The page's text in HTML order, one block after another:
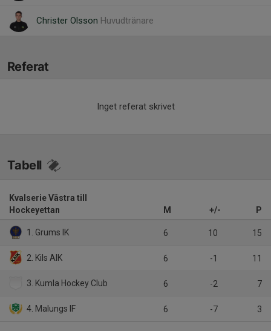
Christer Olsson Huvudtränare
Referat
Inget referat skrivet
Tabell
Kvalserie Västra till
Hockeyettan
M +/- P
1. Grums IK 6 10 15
2. Kils AIK 6 -1 11
3. Kumla Hockey Club 6 -2 7
4. Malungs IF 6 -7 3